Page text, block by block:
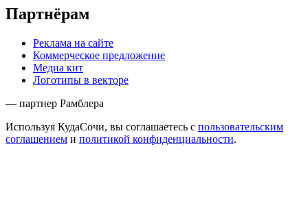
Партнёрам
Реклама на сайте
Коммерческое предложение
Медиа кит
Логотипы в векторе
— партнер Рамблера
Используя КудаСочи, вы соглашаетесь с пользовательским
соглашением и политикой конфиденциальности.